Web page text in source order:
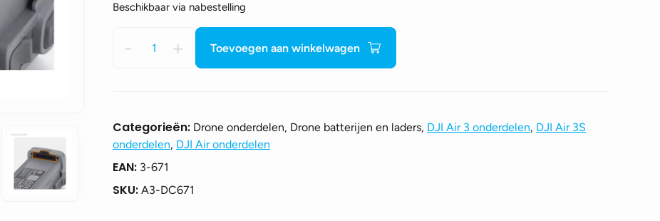
Beschikbaar via nabestelling
-
charging
de
Air
3
aantal
+ Toevoegen aan winkelwagen
Categorieën: Drone onderdelen, Drone batterijen en laders, DJI Air 3 onderdelen, DJI Air 3S
onderdelen, DJI Air onderdelen
EAN: 3-671
SKU: A3-DC671